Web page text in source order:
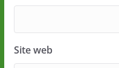
Site web